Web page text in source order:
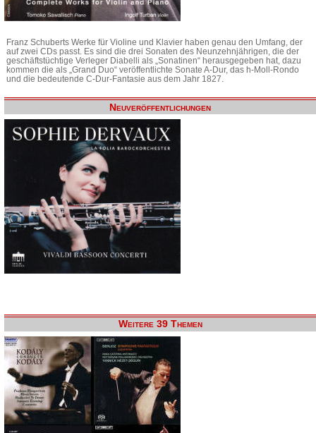
Franz Schuberts Werke für Violine und Klavier haben genau den Umfang, der
auf zwei CDs passt. Es sind die drei Sonaten des Neunzehnjährigen, die der
geschäftstüchtige Verleger Diabelli als „Sonatinen“ herausgegeben hat, dazu
kommen die als „Grand Duo“ veröffentlichte Sonate A-Dur, das h-Moll-Rondo
und die bedeutende C-Dur-Fantasie aus dem Jahr 1827.
Neuveröffentlichungen
Weitere 39 Themen